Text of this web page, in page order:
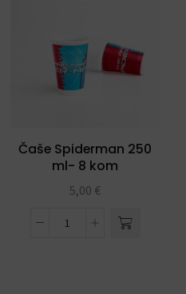
Čaše Spiderman 250
ml- 8 kom
5,00 €